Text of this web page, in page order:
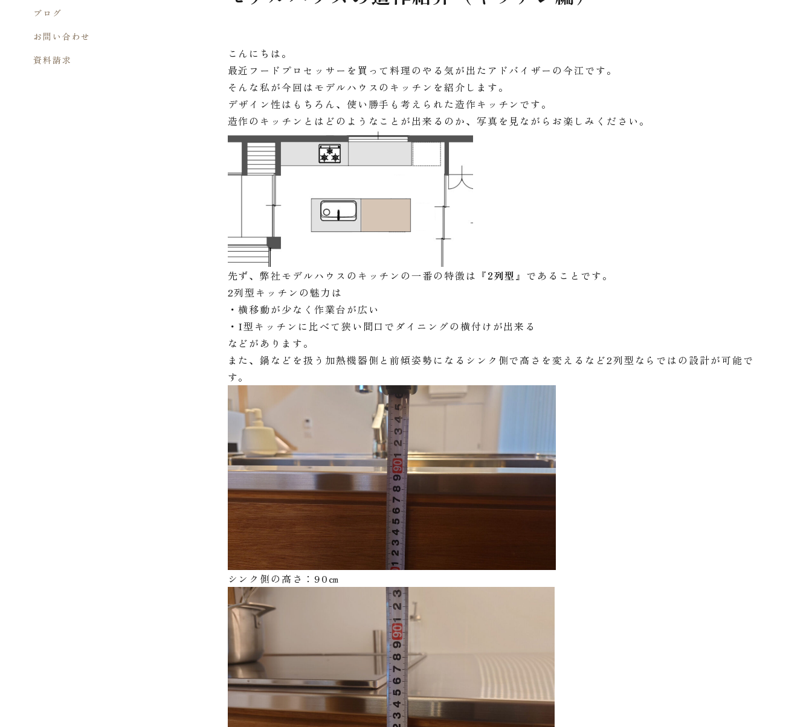
ブログ
お問い合わせ
資料請求
こんにちは。
最近フードプロセッサーを買って料理のやる気が出たアドバイザーの今江です。
そんな私が今回はモデルハウスのキッチンを紹介します。
デザイン性はもちろん、使い勝手も考えられた造作キッチンです。
造作のキッチンとはどのようなことが出来るのか、写真を見ながらお楽しみください。
先ず、弊社モデルハウスのキッチンの一番の特徴は 『2列型』 であることです。
2列型キッチンの魅力は
・横移動が少なく作業台が広い
・I型キッチンに比べて狭い間口でダイニングの横付けが出来る
などがあります。
また、鍋などを扱う加熱機器側と前傾姿勢になるシンク側で高さを変えるなど2列型ならではの設計が可能で
す。
シンク側の高さ：90㎝